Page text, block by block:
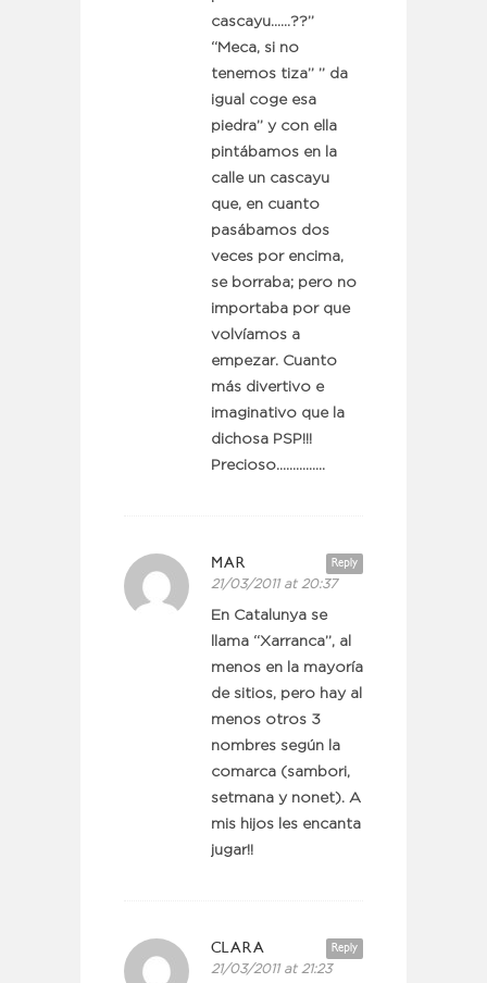
cascayu……??”
“Meca, si no
tenemos tiza” ” da
igual coge esa
piedra” y con ella
pintábamos en la
calle un cascayu
que, en cuanto
pasábamos dos
veces por encima,
se borraba; pero no
importaba por que
volvíamos a
empezar. Cuanto
más divertivo e
imaginativo que la
dichosa PSP!!!
Precioso……………
Reply
MAR
21/03/2011 at 20:37
En Catalunya se
llama “Xarranca”, al
menos en la mayoría
de sitios, pero hay al
menos otros 3
nombres según la
comarca (sambori,
setmana y nonet). A
mis hijos les encanta
jugar!!
Reply
CLARA
21/03/2011 at 21:23